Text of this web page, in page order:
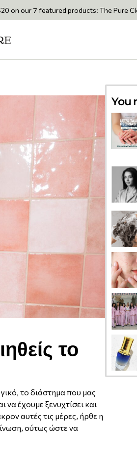
7 featured products: The Pure
το
το διάστημα που μας
έχουμε ξενυχτίσει και
αυτές τις μέρες, ήρθε η
ούτως ώστε να
You